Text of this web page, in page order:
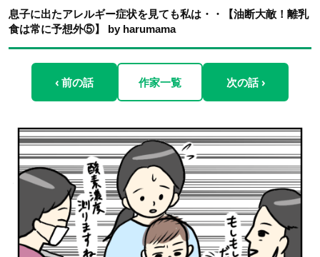
息子に出たアレルギー症状を見ても私は・・【油断大敵！離乳
食は常に予想外⑤】 by harumama
‹ 前の話 作家一覧 次の話 ›